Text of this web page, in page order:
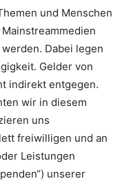
und Menschen
Dabei legen
Gelder von
indirekt entgegen.
wir in diesem
uns
freiwilligen und an
Leistungen
unserer